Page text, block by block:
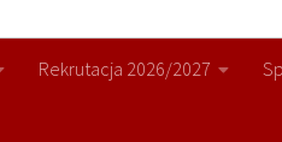
Rekrutacja 2026/2027